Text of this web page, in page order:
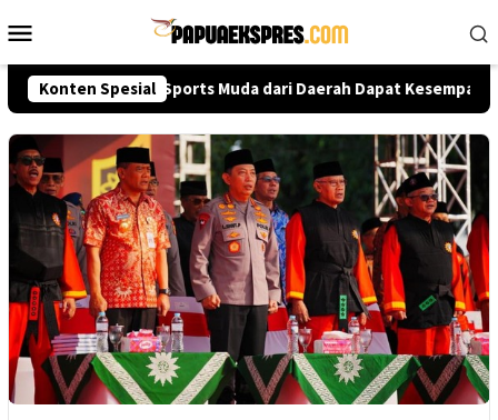
ke
Mobile
Konten Spesial
Talenta E-Sports Muda dari Daerah Dapat Kesempatan